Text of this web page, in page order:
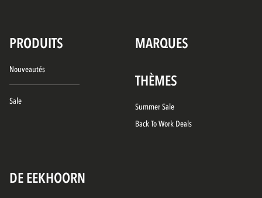
PRODUITS MARQUES
Nouveautés
Sale
THÈMES
Summer Sale
Back To Work Deals
DE EEKHOORN